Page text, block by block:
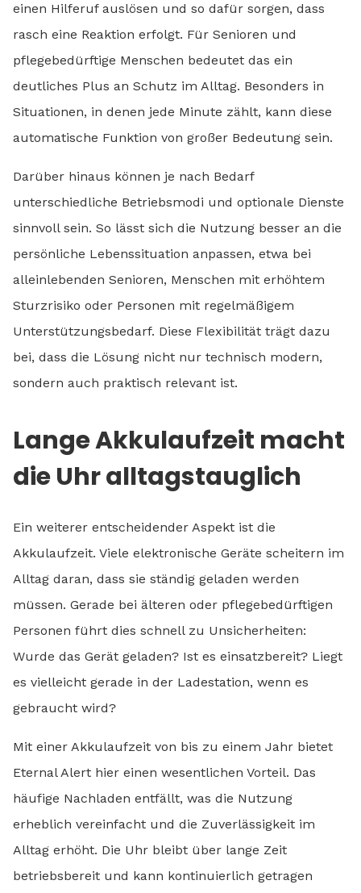
einen Hilferuf auslösen und so dafür sorgen, dass
rasch eine Reaktion erfolgt. Für Senioren und
pflegebedürftige Menschen bedeutet das ein
deutliches Plus an Schutz im Alltag. Besonders in
Situationen, in denen jede Minute zählt, kann diese
automatische Funktion von großer Bedeutung sein.
Darüber hinaus können je nach Bedarf
unterschiedliche Betriebsmodi und optionale Dienste
sinnvoll sein. So lässt sich die Nutzung besser an die
persönliche Lebenssituation anpassen, etwa bei
alleinlebenden Senioren, Menschen mit erhöhtem
Sturzrisiko oder Personen mit regelmäßigem
Unterstützungsbedarf. Diese Flexibilität trägt dazu
bei, dass die Lösung nicht nur technisch modern,
sondern auch praktisch relevant ist.
Lange Akkulaufzeit macht
die Uhr alltagstauglich
Ein weiterer entscheidender Aspekt ist die
Akkulaufzeit. Viele elektronische Geräte scheitern im
Alltag daran, dass sie ständig geladen werden
müssen. Gerade bei älteren oder pflegebedürftigen
Personen führt dies schnell zu Unsicherheiten:
Wurde das Gerät geladen? Ist es einsatzbereit? Liegt
es vielleicht gerade in der Ladestation, wenn es
gebraucht wird?
Mit einer Akkulaufzeit von bis zu einem Jahr bietet
Eternal Alert hier einen wesentlichen Vorteil. Das
häufige Nachladen entfällt, was die Nutzung
erheblich vereinfacht und die Zuverlässigkeit im
Alltag erhöht. Die Uhr bleibt über lange Zeit
betriebsbereit und kann kontinuierlich getragen